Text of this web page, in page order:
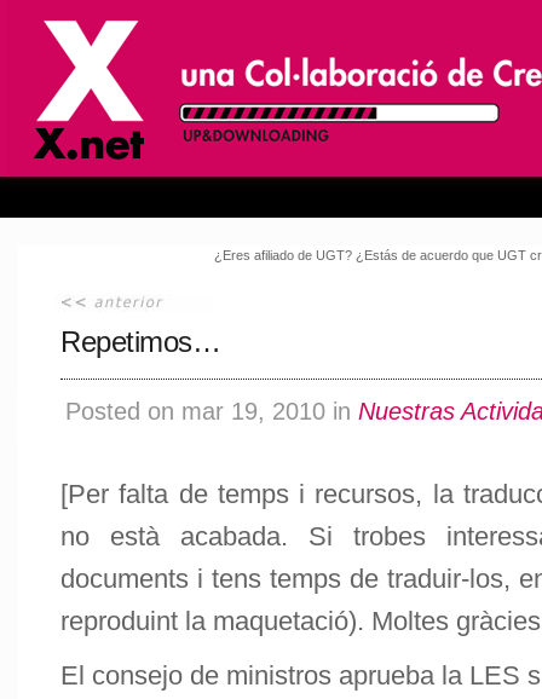
¿Eres afiliado de UGT? ¿Estás de acuerdo que UGT
Repetimos…
Posted on mar 19, 2010 in Nuestras
[Per falta de temps i recursos, la
no està acabada. Si trobes
documents i tens temps de traduir-los,
reproduint la maquetació). Moltes
El consejo de ministros aprueba la LES